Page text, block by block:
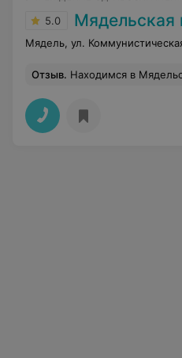
5.0 Мядельская
Мядель, ул.
Отзыв. Находимся в Мядельском районе на даче. У ребенка был